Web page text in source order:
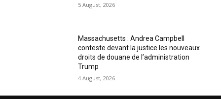
5 August, 2026
Massachusetts : Andrea Campbell
conteste devant la justice les nouveaux
droits de douane de l’administration
Trump
4 August, 2026